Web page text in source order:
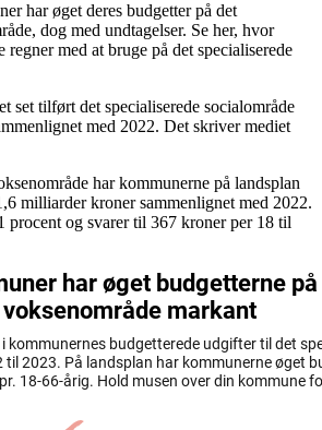
har øget deres budgetter på det
dog med undtagelser. Se her, hvor
med at bruge på det specialiserede
set tilført det specialiserede socialområde
med 2022. Det skriver mediet
har kommunerne på landsplan
milliarder kroner sammenlignet med 2022.
procent og svarer til 367 kroner per 18 til